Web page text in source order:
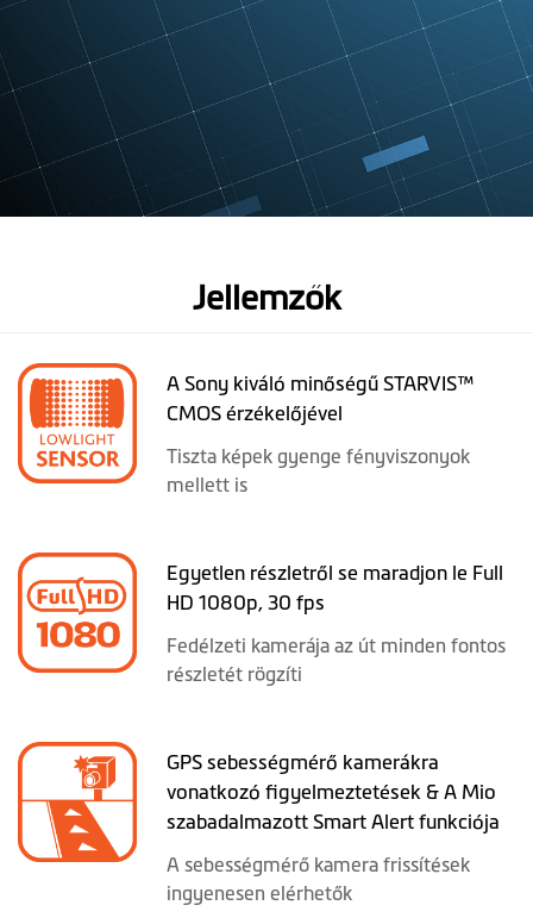
Jellemzők
A Sony kiváló minőségű STARVIS™
CMOS érzékelőjével
Tiszta képek gyenge fényviszonyok
mellett is
Egyetlen részletről se maradjon le Full
HD 1080p, 30 fps
Fedélzeti kamerája az út minden fontos
részletét rögzíti
GPS sebességmérő kamerákra
vonatkozó figyelmeztetések & A Mio
szabadalmazott Smart Alert funkciója
A sebességmérő kamera frissítések
ingyenesen elérhetők